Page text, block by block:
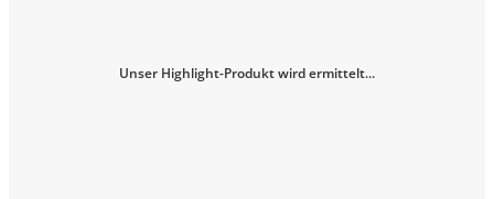
Unser Highlight-Produkt wird ermittelt...